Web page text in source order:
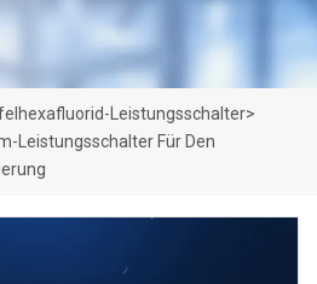
Leistungsschalter>
Leistungsschalter Für Den